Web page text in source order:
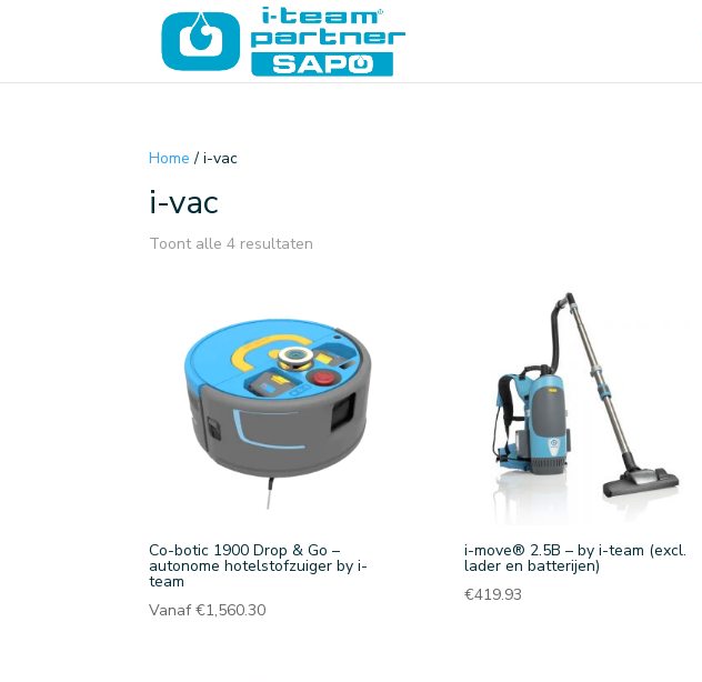
Home / i-vac
i-vac
Toont alle 4 resultaten
Co-botic 1900 Drop & Go –
autonome hotelstofzuiger by i-
team
Vanaf€1,560.30
i-move® 2.5B – by i-team (excl.
lader en batterijen)
€419.93